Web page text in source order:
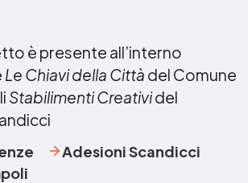
è presente all’interno
Le Chiavi della Città del Comune
Stabilimenti Creatividel
Adesioni Scandicci